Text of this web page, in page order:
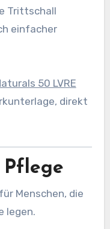
Trittschall
einfacher
50 LVRE
direkt
Pflege
Menschen, die
legen.